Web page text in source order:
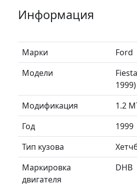
Информация
Марки
Ford
Модели
1999)
Модификация
1.2
Год
1999
Тип кузова
Маркировка
двигателя
DHB